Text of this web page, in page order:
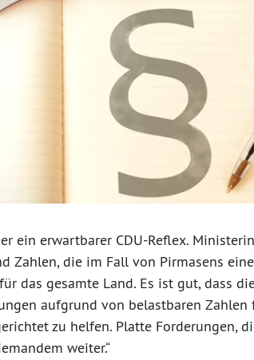
ein erwartbarer CDU-Reflex.
Zahlen, die im Fall von Pirmasens
das gesamte Land. Es ist gut, dass
aufgrund von belastbaren
zu helfen. Platte Forderungen,
weiter.“